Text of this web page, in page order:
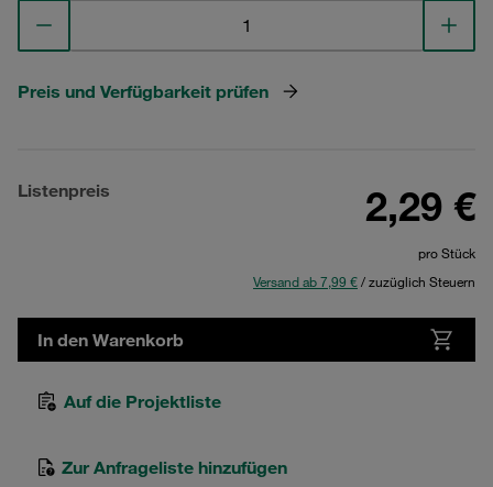
Preis und Verfügbarkeit prüfen
Listenpreis 2,29 €
pro Stück
Versand ab 7,99 €/ zuzüglich Steuern
In den Warenkorb
Auf die Projektliste
Zur Anfrageliste hinzufügen